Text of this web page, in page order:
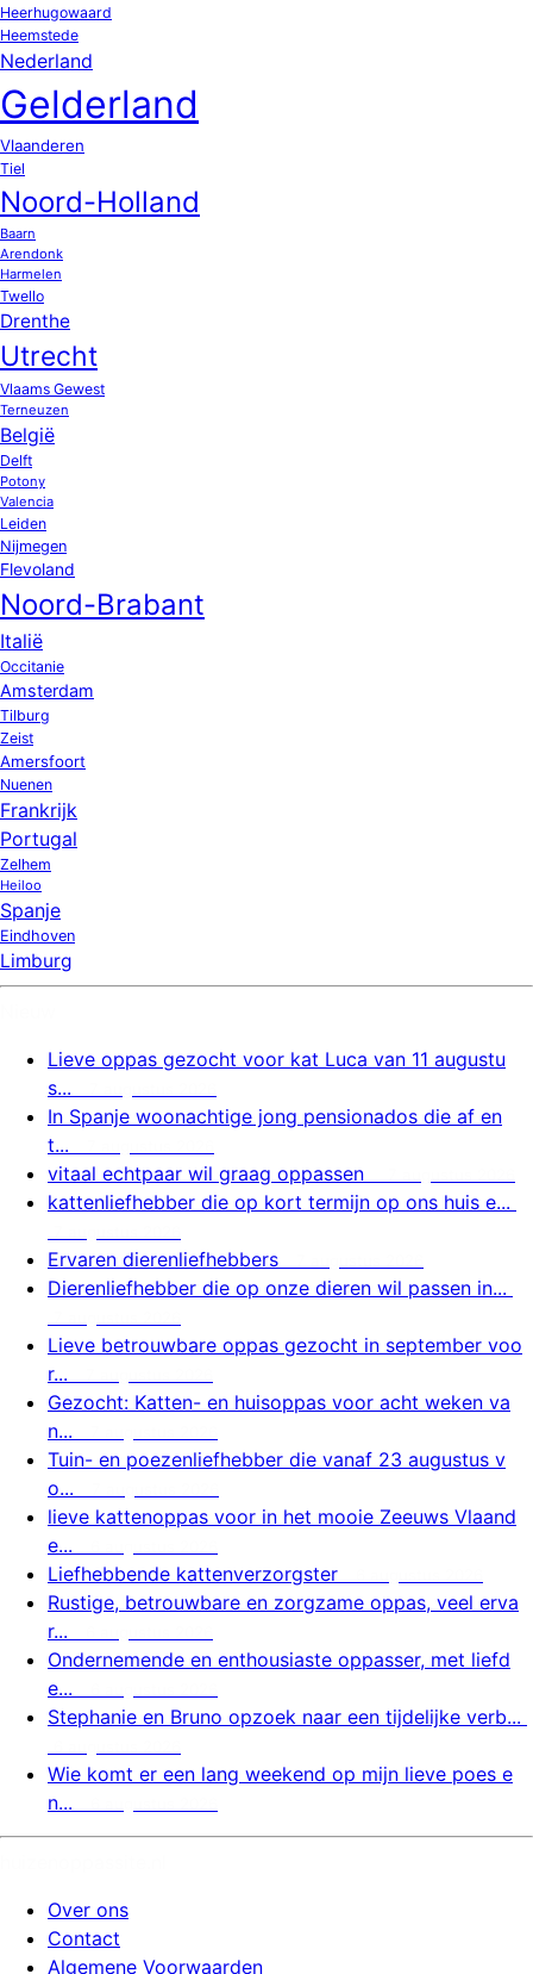
Heerhugowaard
Heemstede
Nederland
Gelderland
Vlaanderen
Tiel
Noord-Holland
Baarn
Arendonk
Harmelen
Twello
Drenthe
Utrecht
Vlaams Gewest
Terneuzen
België
Delft
Potony
Valencia
Leiden
Nijmegen
Flevoland
Noord-Brabant
Italië
Occitanie
Amsterdam
Tilburg
Zeist
Amersfoort
Nuenen
Frankrijk
Portugal
Zelhem
Heiloo
Spanje
Eindhoven
Limburg
Lieve oppas gezocht voor kat Luca van 11 augustu
s...
In Spanje woonachtige jong pensionados die af en
t...
vitaal echtpaar wil graag oppassen
kattenliefhebber die op kort termijn op ons huis e...
Ervaren dierenliefhebbers
Dierenliefhebber die op onze dieren wil passen in...
Lieve betrouwbare oppas gezocht in september voo
r...
Gezocht: Katten- en huisoppas voor acht weken va
n...
Tuin- en poezenliefhebber die vanaf 23 augustus v
o...
lieve kattenoppas voor in het mooie Zeeuws Vlaand
e...
Liefhebbende kattenverzorgster
Rustige, betrouwbare en zorgzame oppas, veel erva
r...
Ondernemende en enthousiaste oppasser, met liefd
e...
Stephanie en Bruno opzoek naar een tijdelijke verb...
Wie komt er een lang weekend op mijn lieve poes e
n...
Over ons
Contact
Algemene Voorwaarden